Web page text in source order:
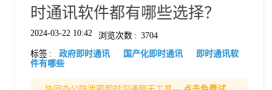
时通讯软件都有哪些选择？
2024-03-22 10:42 浏览次数 : 3704
标签 : 政府即时通讯 国产化即时通讯
即时通讯软
件有哪些